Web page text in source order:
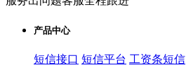
产品中心
短信接口 短信平台 工资条短信